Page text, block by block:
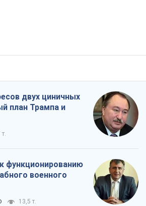
двух циничных
план Трампа и
функционированию
военного
13,5 т.